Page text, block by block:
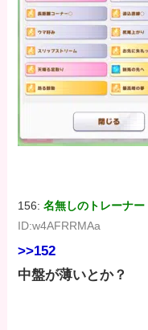
156:名無しのトレーナー
ID:w4AFRRMAa
>>152
中盤が薄いとか？